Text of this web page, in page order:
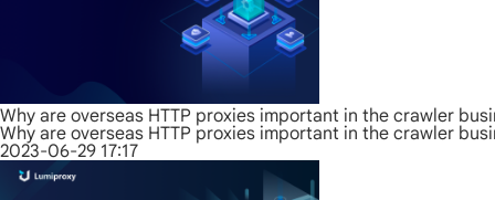
Why are overseas HTTP proxies important in the crawler
Why are overseas HTTP proxies important in the crawler
2023-06-29 17:17